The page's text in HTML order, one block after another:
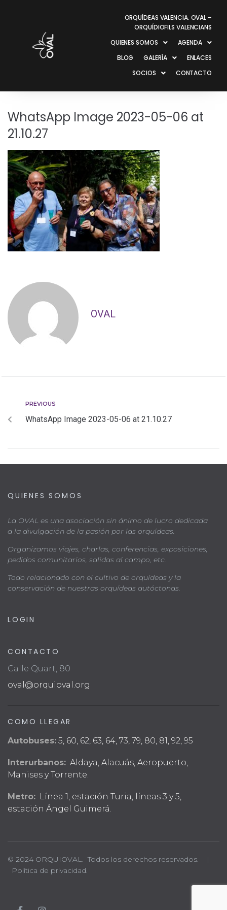
ORQUÍDEAS VALENCIA. OVAL –
ORQUÍDIOFILS VALENCIANS
QUIENES SOMOS
AGENDA
BLOG
GALERÍA
ENLACES
SOCIOS
CONTACTO
WhatsApp Image 2023-05-06 at
21.10.27
OVAL
PREVIOUS
WhatsApp Image 2023-05-06 at 21.10.27
QUIENES SOMOS
La OVAL es una asociación sin ánimo de lucro dedicada
a la divulgación de la pasión por las orquídeas.
Organizamos viajes, charlas, conferencias, exposiciones,
pedidos comunitarios, salidas al campo, etc.
Todo relacionado con el cultivo de orquídeas y la
conservación de nuestras orquídeas autóctonas.
LOGIN
CONTACTO
Calle Quart, 80
oval@orquioval.org
COMO LLEGAR
Autobuses: 5, 60, 62, 63, 64, 73, 79, 80, 81, 92, 95
Interurbanos: Aldaya, Alacuás, Aeropuerto,
Manises y Torrente.
Metro: Línea 1, estación Turia, líneas 3 y 5,
estación Ángel Guimerá.
© 2024 ORQUIOVAL. Todos los derechos reservados. |
Política de privacidad.